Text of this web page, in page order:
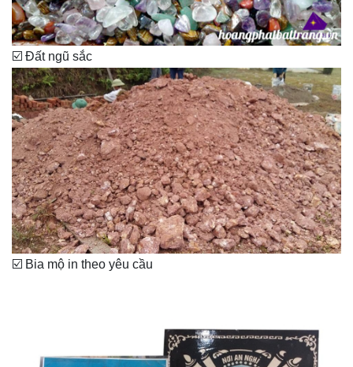
☑️ Đất ngũ sắc
☑️ Bia mộ in theo yêu cầu